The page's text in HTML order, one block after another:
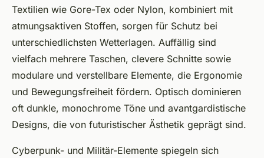
Textilien wie Gore-Tex oder Nylon, kombiniert mit
atmungsaktiven Stoffen, sorgen für Schutz bei
unterschiedlichsten Wetterlagen. Auffällig sind
vielfach mehrere Taschen, clevere Schnitte sowie
modulare und verstellbare Elemente, die Ergonomie
und Bewegungsfreiheit fördern. Optisch dominieren
oft dunkle, monochrome Töne und avantgardistische
Designs, die von futuristischer Ästhetik geprägt sind.
Cyberpunk- und Militär-Elemente spiegeln sich